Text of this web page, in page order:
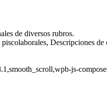
de diversos rubros.
Descripciones
js-